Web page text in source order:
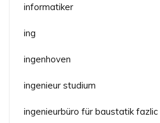
informatiker
ing
ingenhoven
ingenieur studium
ingenieurbüro für baustatik fazlic